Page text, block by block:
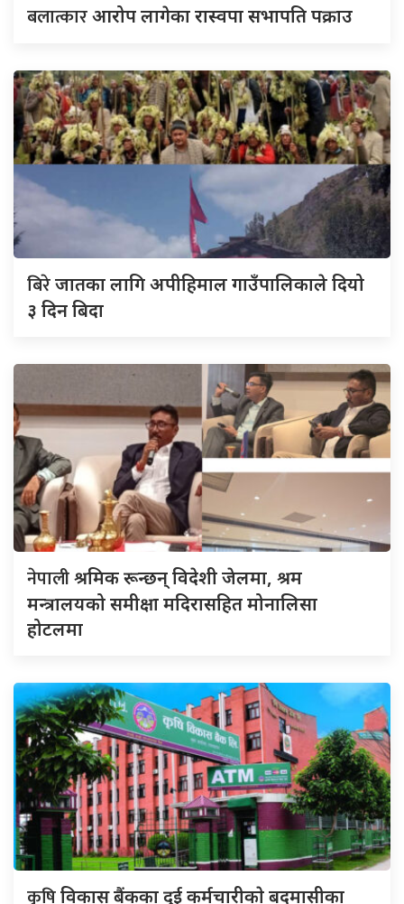
बलात्कारआरोप लागेका रास्वपा सभापति पक्राउ
बिरेजातका लागि अपीहिमाल गाउँपालिकाले दियो
३ दिन बिदा
नेपालीश्रमिक रून्छन् विदेशी जेलमा, श्रम
मन्त्रालयको समीक्षा मदिरासहित मोनालिसा
होटलमा
कृषिविकास बैंकका दुई कर्मचारीकाे बदमासीका